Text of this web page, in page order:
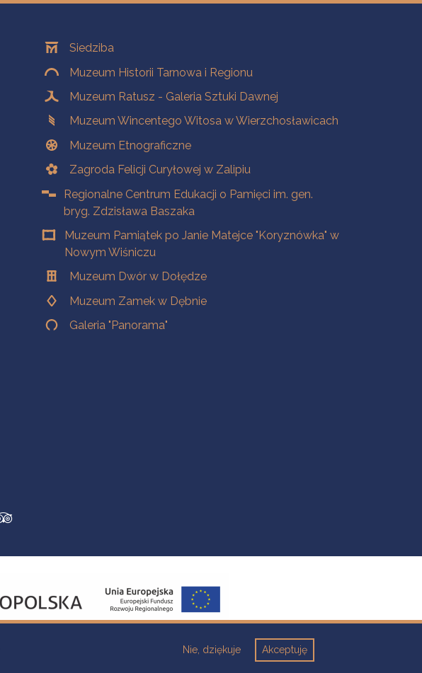
OddziałySiedziba
Muzeum Historii Tarnowa i Regionu
Muzeum Ratusz - Galeria Sztuki Dawnej
Muzeum Wincentego Witosa w Wierzchosławicach
Muzeum Etnograficzne
Zagroda Felicji Curyłowej w Zalipiu
Regionalne Centrum Edukacji o Pamięci im. gen.
bryg. Zdzisława Baszaka
Muzeum Pamiątek po Janie Matejce "Koryznówka" w
Nowym Wiśniczu
Muzeum Dwór w Dołędze
Muzeum Zamek w Dębnie
Galeria "Panorama"
Akceptuję
Nie, dziękuje